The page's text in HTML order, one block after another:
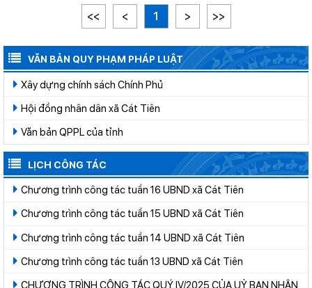
<< < 1 > >>
VĂN BẢN QUY PHẠM PHÁP LUẬT
Xây dựng chính sách Chính Phủ
Hội đồng nhân dân xã Cát Tiên
Văn bản QPPL của tỉnh
LỊCH CÔNG TÁC
Chương trình công tác tuần 16 UBND xã Cát Tiên
Chương trình công tác tuần 15 UBND xã Cát Tiên
Chương trình công tác tuần 14 UBND xã Cát Tiên
Chương trình công tác tuần 13 UBND xã Cát Tiên